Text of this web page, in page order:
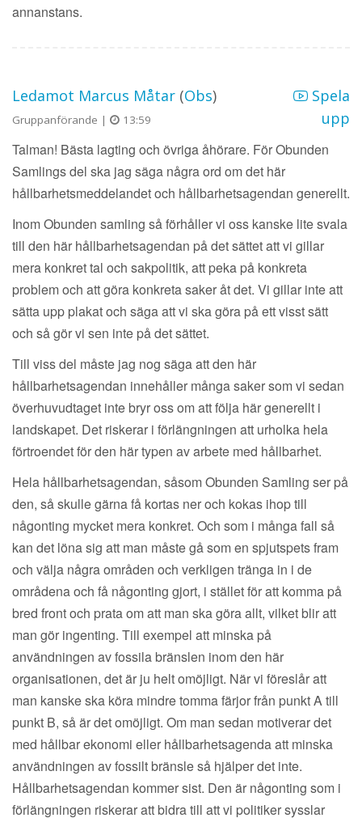
annanstans.
Ledamot Marcus Måtar (Obs)
Gruppanförande | 13:59
Spela
upp
Talman! Bästa lagting och övriga åhörare. För Obunden
Samlings del ska jag säga några ord om det här
hållbarhetsmeddelandet och hållbarhetsagendan generellt.
Inom Obunden samling så förhåller vi oss kanske lite svala
till den här hållbarhetsagendan på det sättet att vi gillar
mera konkret tal och sakpolitik, att peka på konkreta
problem och att göra konkreta saker åt det. Vi gillar inte att
sätta upp plakat och säga att vi ska göra på ett visst sätt
och så gör vi sen inte på det sättet.
Till viss del måste jag nog säga att den här
hållbarhetsagendan innehåller många saker som vi sedan
överhuvudtaget inte bryr oss om att följa här generellt i
landskapet. Det riskerar i förlängningen att urholka hela
förtroendet för den här typen av arbete med hållbarhet.
Hela hållbarhetsagendan, såsom Obunden Samling ser på
den, så skulle gärna få kortas ner och kokas ihop till
någonting mycket mera konkret. Och som i många fall så
kan det löna sig att man måste gå som en spjutspets fram
och välja några områden och verkligen tränga in i de
områdena och få någonting gjort, i stället för att komma på
bred front och prata om att man ska göra allt, vilket blir att
man gör ingenting. Till exempel att minska på
användningen av fossila bränslen inom den här
organisationen, det är ju helt omöjligt. När vi föreslår att
man kanske ska köra mindre tomma färjor från punkt A till
punkt B, så är det omöjligt. Om man sedan motiverar det
med hållbar ekonomi eller hållbarhetsagenda att minska
användningen av fossilt bränsle så hjälper det inte.
Hållbarhetsagendan kommer sist. Den är någonting som i
förlängningen riskerar att bidra till att vi politiker sysslar